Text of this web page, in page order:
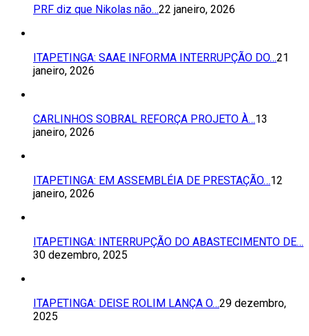
PRF diz que Nikolas não…22 janeiro, 2026
ITAPETINGA: SAAE INFORMA INTERRUPÇÃO DO…21
janeiro, 2026
CARLINHOS SOBRAL REFORÇA PROJETO À…13
janeiro, 2026
ITAPETINGA: EM ASSEMBLÉIA DE PRESTAÇÃO…12
janeiro, 2026
ITAPETINGA: INTERRUPÇÃO DO ABASTECIMENTO DE…
30 dezembro, 2025
ITAPETINGA: DEISE ROLIM LANÇA O…29 dezembro,
2025